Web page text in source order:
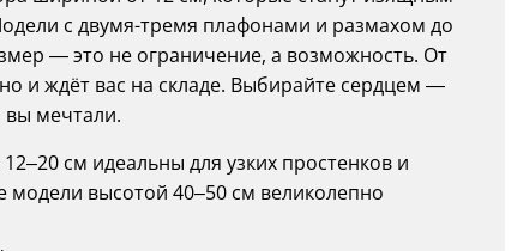
с двумя-тремя плафонами и размахом до
— это не ограничение, а возможность. От
и ждёт вас на складе. Выбирайте сердцем —
вы мечтали.
см идеальны для узких простенков и
модели высотой 40–50 см великолепно